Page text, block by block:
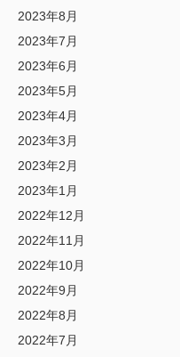
2023年8月
2023年7月
2023年6月
2023年5月
2023年4月
2023年3月
2023年2月
2023年1月
2022年12月
2022年11月
2022年10月
2022年9月
2022年8月
2022年7月